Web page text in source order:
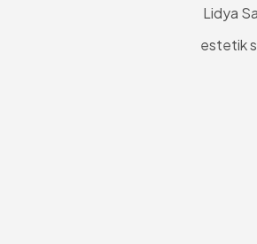
Lidya
estetik